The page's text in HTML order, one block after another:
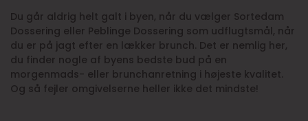
Du går aldrig helt galt i byen, når du vælger Sortedam
Dossering eller Peblinge Dossering som udflugtsmål, når
du er på jagt efter en lækker brunch. Det er nemlig her,
du finder nogle af byens bedste bud på en
morgenmads- eller brunchanretning i højeste kvalitet.
Og så fejler omgivelserne heller ikke det mindste!